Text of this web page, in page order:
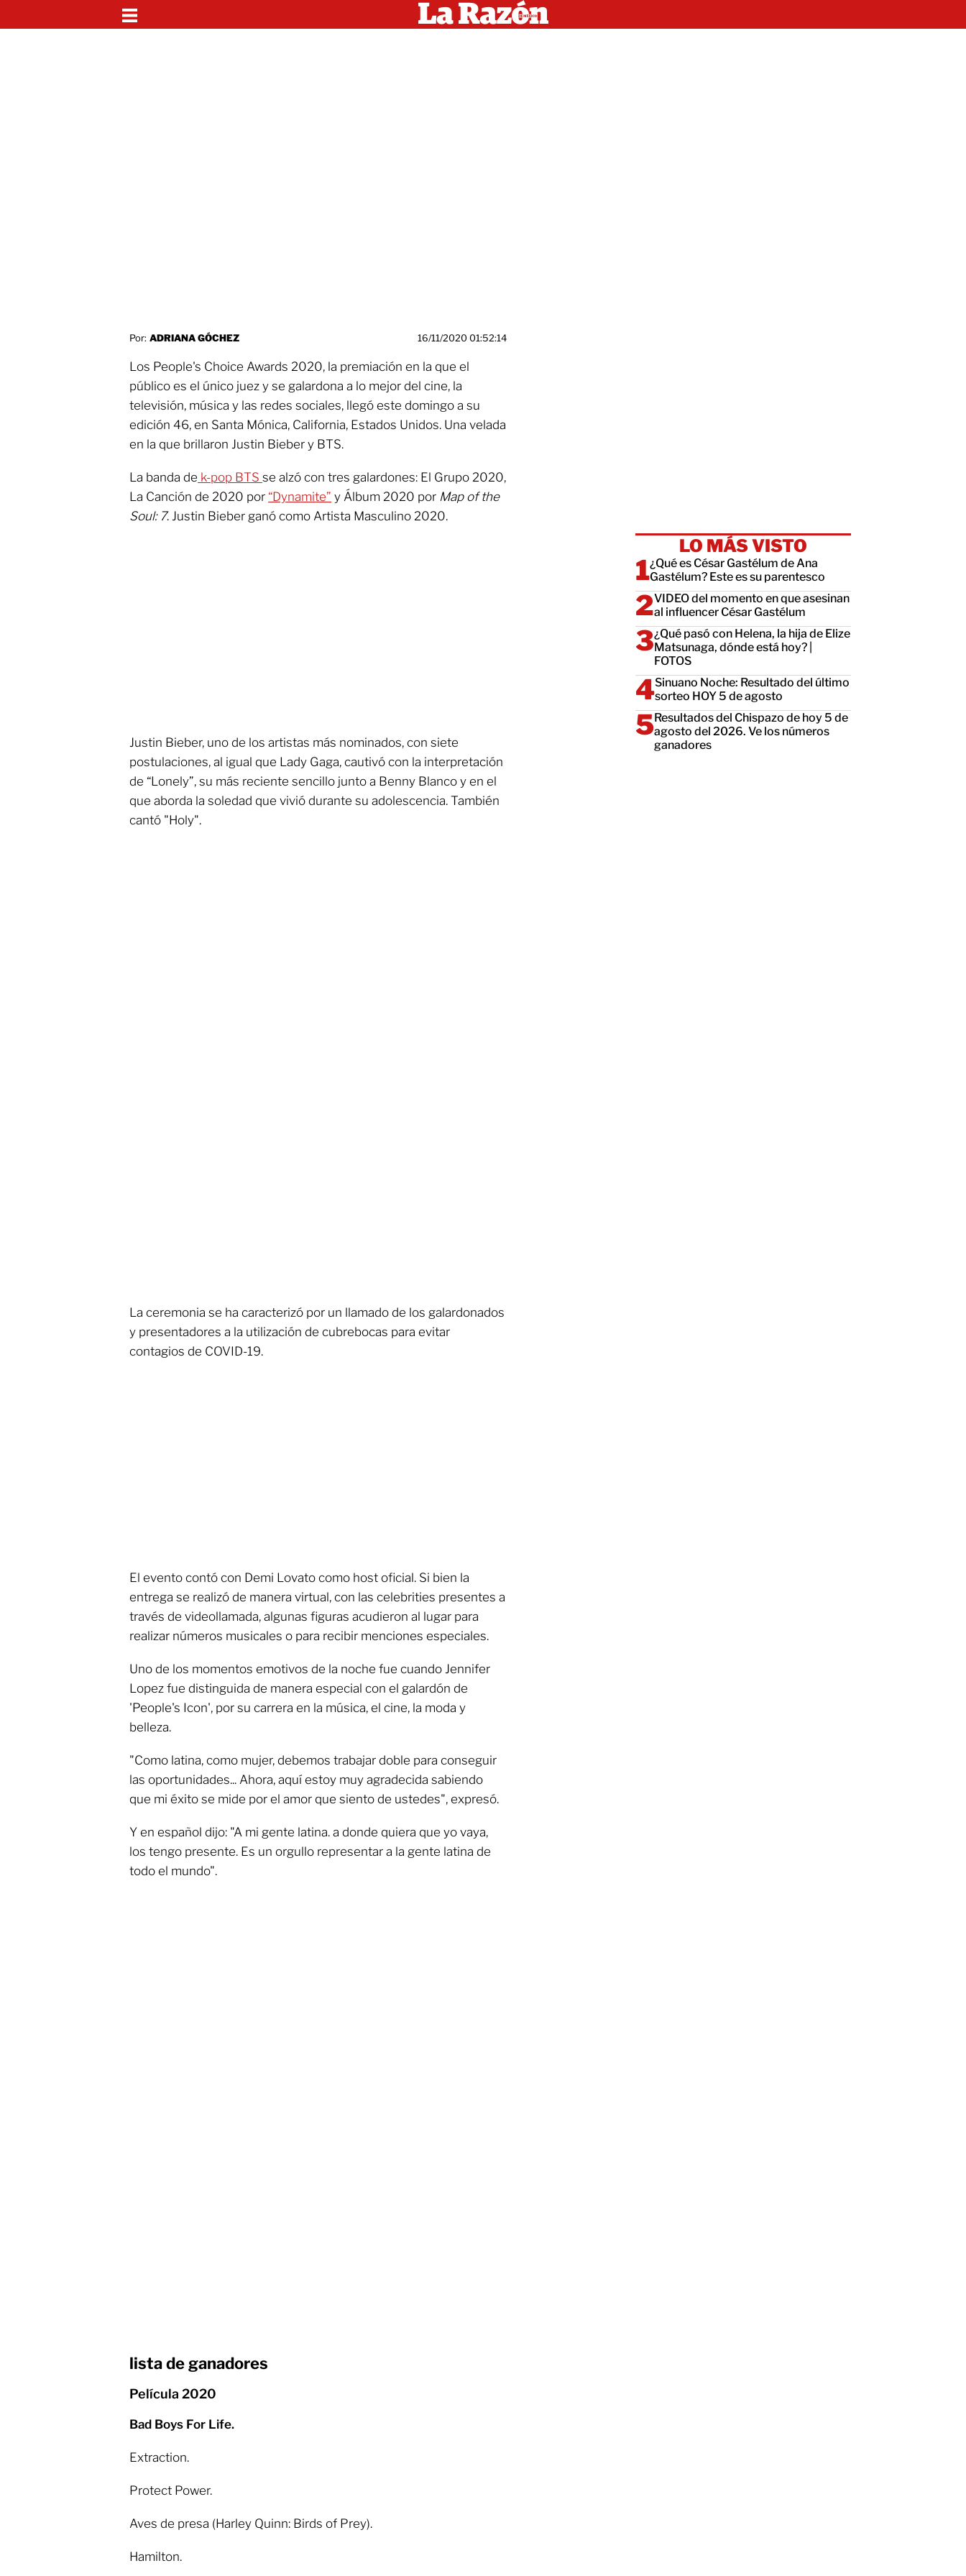
Por: ADRIANA GÓCHEZ 16/11/2020 01:52:14
Los People's Choice Awards 2020, la premiación en la que el
público es el único juez y se galardona a lo mejor del cine, la
televisión, música y las redes sociales, llegó este domingo a su
edición 46, en Santa Mónica, California, Estados Unidos. Una velada
en la que brillaron Justin Bieber y BTS.
La banda de k-pop BTS se alzó con tres galardones: El Grupo 2020,
La Canción de 2020 por “Dynamite” y Álbum 2020 por Map of the
Soul: 7. Justin Bieber ganó como Artista Masculino 2020.
Justin Bieber, uno de los artistas más nominados, con siete
postulaciones, al igual que Lady Gaga, cautivó con la interpretación
de “Lonely”, su más reciente sencillo junto a Benny Blanco y en el
que aborda la soledad que vivió durante su adolescencia. También
cantó "Holy".
La ceremonia se ha caracterizó por un llamado de los galardonados
y presentadores a la utilización de cubrebocas para evitar
contagios de COVID-19.
El evento contó con Demi Lovato como host oficial. Si bien la
entrega se realizó de manera virtual, con las celebrities presentes a
través de videollamada, algunas figuras acudieron al lugar para
realizar números musicales o para recibir menciones especiales.
Uno de los momentos emotivos de la noche fue cuando Jennifer
Lopez fue distinguida de manera especial con el galardón de
'People's Icon', por su carrera en la música, el cine, la moda y
belleza.
"Como latina, como mujer, debemos trabajar doble para conseguir
las oportunidades... Ahora, aquí estoy muy agradecida sabiendo
que mi éxito se mide por el amor que siento de ustedes", expresó.
Y en español dijo: "A mi gente latina. a donde quiera que yo vaya,
los tengo presente. Es un orgullo representar a la gente latina de
todo el mundo".
lista de ganadores
Película 2020
Bad Boys For Life.
Extraction.
Protect Power.
Aves de presa (Harley Quinn: Birds of Prey).
Hamilton.
LO MÁS VISTO
¿Qué es César Gastélum de Ana
Gastélum? Este es su parentesco
VIDEO del momento en que asesinan
al influencer César Gastélum
¿Qué pasó con Helena, la hija de Elize
Matsunaga, dónde está hoy? |
FOTOS
Sinuano Noche: Resultado del último
sorteo HOY 5 de agosto
Resultados del Chispazo de hoy 5 de
agosto del 2026. Ve los números
ganadores